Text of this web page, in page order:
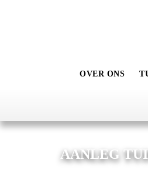
OVER ONS
AANLEG